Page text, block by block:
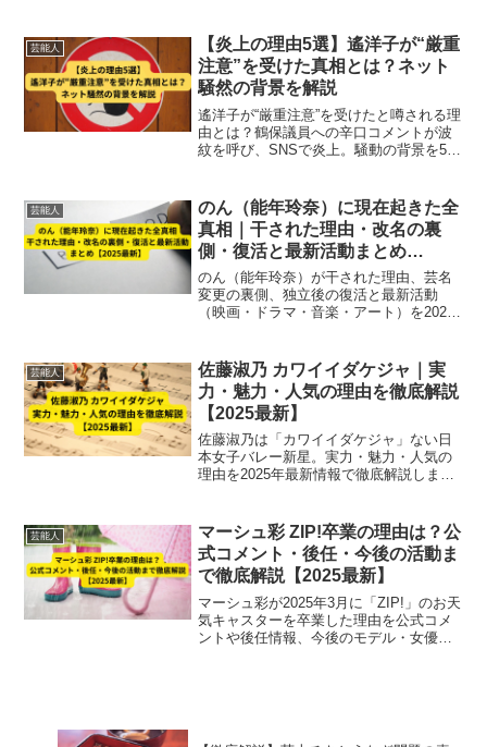
芸能人
【炎上の理由5選】遙洋子が“厳重
注意”を受けた真相とは？ネット
騒然の背景を解説
遙洋子が“厳重注意”を受けたと噂される理
由とは？鶴保議員への辛口コメントが波
紋を呼び、SNSで炎上。騒動の背景を5つ
芸能人
のん（能年玲奈）に現在起きた全
真相｜干された理由・改名の裏
側・復活と最新活動まとめ
【2025最新】
のん（能年玲奈）が干された理由、芸名
変更の裏側、独立後の復活と最新活動
（映画・ドラマ・音楽・アート）を2025
羅。
芸能人
佐藤淑乃 カワイイダケジャ｜実
力・魅力・人気の理由を徹底解説
【2025最新】
佐藤淑乃は「カワイイダケジャ」ない日
本女子バレー新星。実力・魅力・人気の
理由を2025年最新情報で徹底解説しま
芸能人
マーシュ彩 ZIP!卒業の理由は？公
式コメント・後任・今後の活動ま
で徹底解説【2025最新】
マーシュ彩が2025年3月に「ZIP!」のお天
気キャスターを卒業した理由を公式コメ
ントや後任情報、今後のモデル・女優活